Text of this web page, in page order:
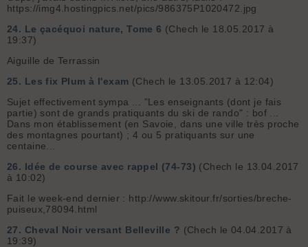
https://img4.hostingpics.net/pics/986375P1020472.jpg
24. Le çacéquoi nature, Tome 6 (Chech le 18.05.2017 à
19:37)
Aiguille de Terrassin
25. Les fix Plum à l'exam (Chech le 13.05.2017 à 12:04)
Sujet effectivement sympa ... "Les enseignants (dont je fais
partie) sont de grands pratiquants du ski de rando" : bof ...
Dans mon établissement (en Savoie, dans une ville très proche
des montagnes pourtant) ; 4 ou 5 pratiquants sur une
centaine...
26. Idée de course avec rappel (74-73) (Chech le 13.04.2017
à 10:02)
Fait le week-end dernier : http://www.skitour.fr/sorties/breche-
puiseux,78094.html
27. Cheval Noir versant Belleville ? (Chech le 04.04.2017 à
19:39)